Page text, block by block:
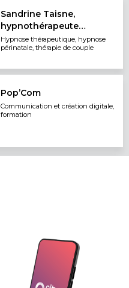
Sandrine Taisne,
hypnothérapeute
ericksonien, thérapie de
couple
Hypnose thérapeutique, hypnose
périnatale, thérapie de couple
Pop’Com
Communication et création digitale,
formation